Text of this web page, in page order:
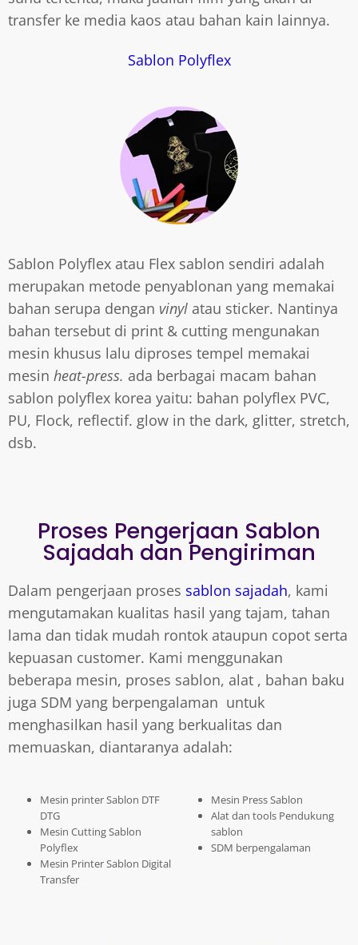
transfer ke media kaos atau bahan kain lainnya.
Sablon Polyflex
Sablon Polyflex atau Flex sablon sendiri adalah
merupakan metode penyablonan yang memakai
bahan serupa dengan vinyl atau sticker. Nantinya
bahan tersebut di print & cutting mengunakan
mesin khusus lalu diproses tempel memakai
mesin heat-press. ada berbagai macam bahan
sablon polyflex korea yaitu: bahan polyflex PVC,
PU, Flock, reflectif. glow in the dark, glitter, stretch,
dsb.
Proses Pengerjaan Sablon
Sajadah dan Pengiriman
Dalam pengerjaan proses sablon sajadah, kami
mengutamakan kualitas hasil yang tajam, tahan
lama dan tidak mudah rontok ataupun copot serta
kepuasan customer. Kami menggunakan
beberapa mesin, proses sablon, alat , bahan baku
juga SDM yang berpengalaman untuk
menghasilkan hasil yang berkualitas dan
memuaskan, diantaranya adalah:
Mesin printer Sablon DTF
DTG
Mesin Cutting Sablon
Polyflex
Mesin Printer Sablon Digital
Transfer
Mesin Press Sablon
Alat dan tools Pendukung
sablon
SDM berpengalaman